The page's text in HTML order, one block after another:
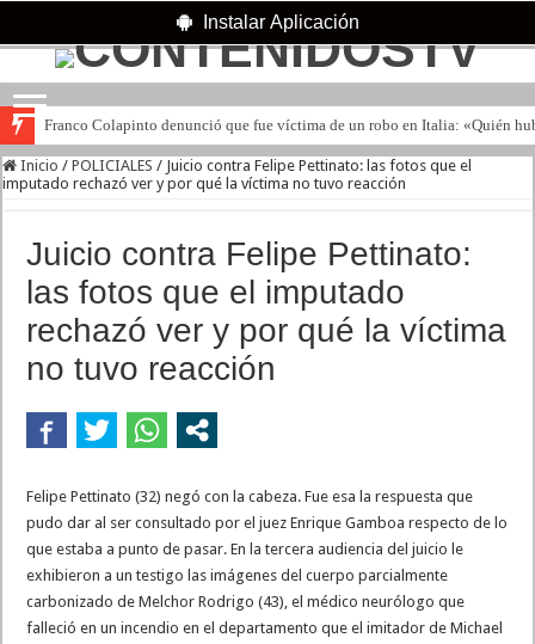
Instalar Aplicación
Franco Colapinto denunció que fue víctima de un robo en Italia: «Quién
Inicio / POLICIALES / Juicio contra Felipe Pettinato: las fotos que el
imputado rechazó ver y por qué la víctima no tuvo reacción
Juicio contra Felipe Pettinato:
las fotos que el imputado
rechazó ver y por qué la víctima
no tuvo reacción
Felipe Pettinato (32) negó con la cabeza. Fue esa la respuesta que
pudo dar al ser consultado por el juez Enrique Gamboa respecto de lo
que estaba a punto de pasar. En la tercera audiencia del juicio le
exhibieron a un testigo las imágenes del cuerpo parcialmente
carbonizado de Melchor Rodrigo (43), el médico neurólogo que
falleció en un incendio en el departamento que el imitador de Michael